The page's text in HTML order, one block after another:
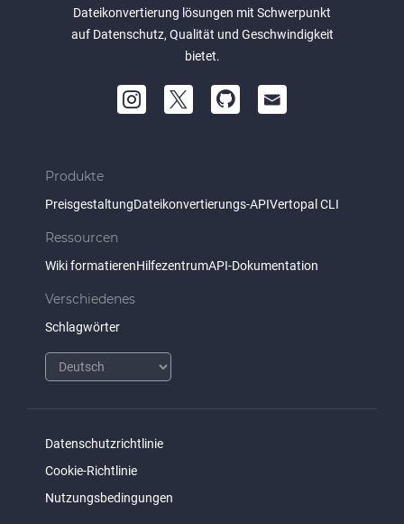
Dateikonvertierung lösungen mit Schwerpunkt
auf Datenschutz, Qualität und Geschwindigkeit
bietet.
Produkte
PreisgestaltungDateikonvertierungs-APIVertopal CLI
Ressourcen
Wiki formatierenHilfezentrumAPI-Dokumentation
Verschiedenes
Schlagwörter
Datenschutzrichtlinie
Cookie-Richtlinie
Nutzungsbedingungen